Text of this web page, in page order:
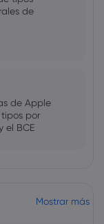
de
de Apple
por
el BCE
Mostrar más